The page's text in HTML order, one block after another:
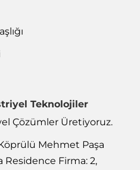
Teknolojiler
Çözümler Üretiyoruz.
Mehmet Paşa
Residence Firma: 2,